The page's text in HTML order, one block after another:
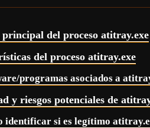
del proceso atitray.exe
del proceso atitray.exe
programas asociados a
y riesgos potenciales de
identificar si es legítimo